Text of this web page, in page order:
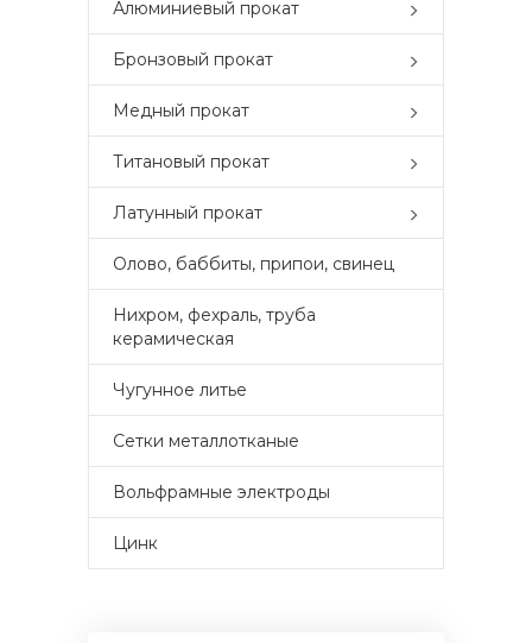
Алюминиевый прокат
Бронзовый прокат
Медный прокат
Титановый прокат
Латунный прокат
Олово, баббиты, припои, свинец
Нихром, фехраль, труба
керамическая
Чугунное литье
Сетки металлотканые
Вольфрамные электроды
Цинк